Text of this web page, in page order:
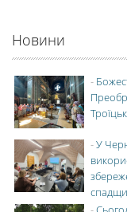
Новини
-
-У